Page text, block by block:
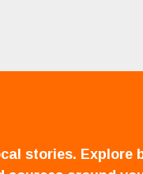
stories. Explore